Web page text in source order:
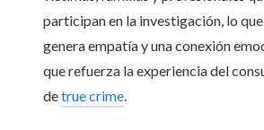
participan en la investigación, lo que
genera empatía y una conexión
que refuerza la experiencia del
detrue crime.